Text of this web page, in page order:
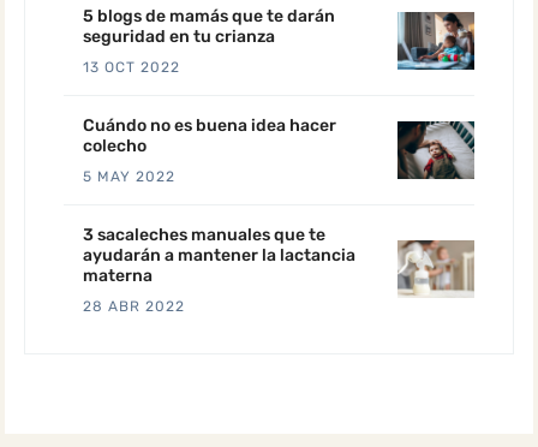
5 blogs de mamás que te darán
seguridad en tu crianza
13 OCT 2022
Cuándo no es buena idea hacer
colecho
5 MAY 2022
3 sacaleches manuales que te
ayudarán a mantener la lactancia
materna
28 ABR 2022